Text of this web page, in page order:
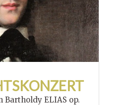
Bartholdy ELIAS op.